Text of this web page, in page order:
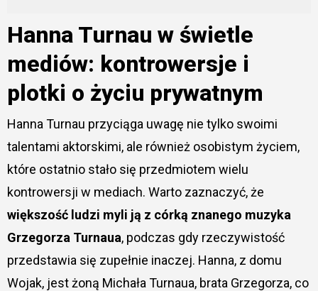
Hanna Turnau w świetle
mediów: kontrowersje i
plotki o życiu prywatnym
Hanna Turnau przyciąga uwagę nie tylko swoimi
talentami aktorskimi, ale również osobistym życiem,
które ostatnio stało się przedmiotem wielu
kontrowersji w mediach. Warto zaznaczyć, że
większość ludzi myli ją z córką znanego muzyka
Grzegorza Turnaua, podczas gdy rzeczywistość
przedstawia się zupełnie inaczej. Hanna, z domu
Wojak, jest żoną Michała Turnaua, brata Grzegorza, co